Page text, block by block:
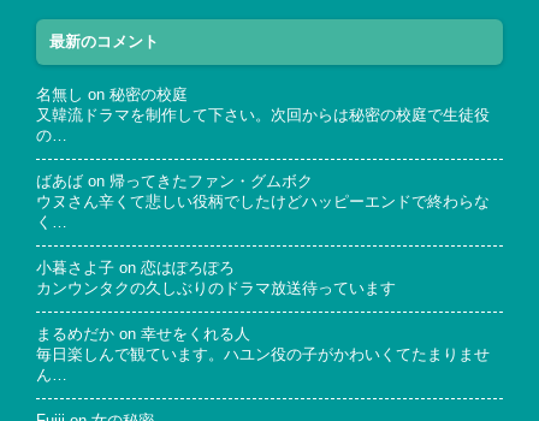
最新のコメント
名無し on 秘密の校庭
又韓流ドラマを制作して下さい。次回からは秘密の校庭で生徒役
の…
ばあば on 帰ってきたファン・グムボク
ウヌさん辛くて悲しい役柄でしたけどハッピーエンドで終わらな
く…
小暮さよ子 on 恋はぽろぽろ
カンウンタクの久しぶりのドラマ放送待っています
まるめだか on 幸せをくれる人
毎日楽しんで観ています。ハユン役の子がかわいくてたまりませ
ん…